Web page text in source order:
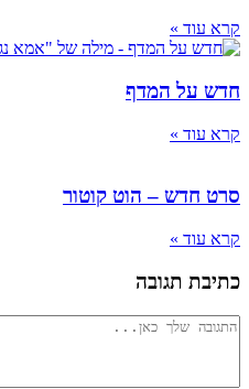
קרא עוד »
חדש על המדף
קרא עוד »
סרט חדש – הוט קוטור
קרא עוד »
כתיבת תגובה
להגיב